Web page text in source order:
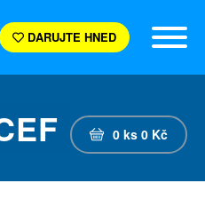
DARUJTE HNED
0 ks 0 Kč